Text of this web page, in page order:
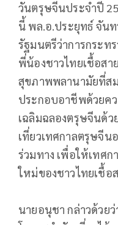
วันตรุษจีนประจำปี
นี้ พล.อ.ประยุทธ์ จัน
รัฐมนตรีว่าการกระท
พี่น้องชาวไทยเชื้อส
สุขภาพพลานามัยที่ส
ประกอบอาชีพด้วยคว
เฉลิมฉลองตรุษจีนด้ว
เที่ยวเทศกาลตรุษจี
ร่วมทาง เพื่อให้เทศ
ใหม่ของชาวไทยเชื้อ
นายอนุชา กล่าวด้วย